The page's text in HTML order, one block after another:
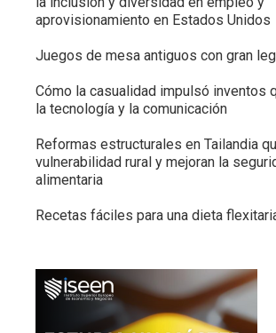
aprovisionamiento en Estados Unidos
Juegos de mesa antiguos con gran
Cómo la casualidad impulsó inventos
la tecnología y la comunicación
Reformas estructurales en Tailandia
vulnerabilidad rural y mejoran la
alimentaria
Recetas fáciles para una dieta